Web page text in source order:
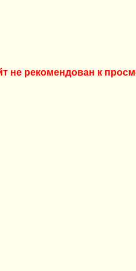
не рекомендован к